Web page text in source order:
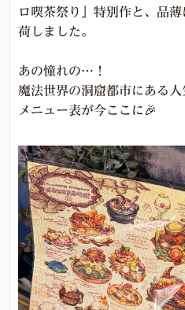
ロ喫茶祭り」特別作と、品
荷しました。
あの憧れの…！
魔法世界の洞窟都市にある
メニュー表が今ここに🎉